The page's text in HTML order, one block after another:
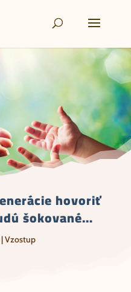
hovoriť
šokované…
Vzostup